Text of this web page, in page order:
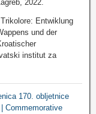
2022.
Entwiklung
und der
institut za
170. obljetnice
Commemorative